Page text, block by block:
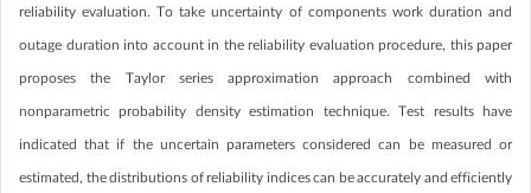
reliability evaluation. To take uncertainty of components work duration and
outage duration into account in the reliability evaluation procedure, this paper
proposes the Taylor series approximation approach combined with
nonparametric probability density estimation technique. Test results have
indicated that if the uncertain parameters considered can be measured or
estimated, the distributions of reliability indices can be accurately and efficiently